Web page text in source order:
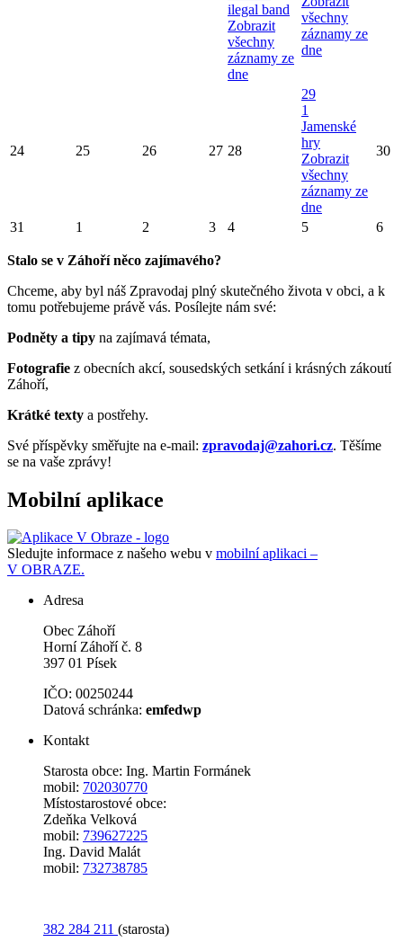
ilegal band
Zobrazit
všechny
záznamy ze
dne
všechny
záznamy ze
dne
24 25 26 27 28
29
1
Jamenské
hry
Zobrazit
všechny
záznamy ze
dne
30
31 1 2 3 4 5 6
Stalo se v Záhoří něco zajímavého?
Chceme, aby byl náš Zpravodaj plný skutečného života v obci, a k
tomu potřebujeme právě vás. Posílejte nám své:
Podněty a tipy na zajímavá témata,
Fotografie z obecních akcí, sousedských setkání i krásných zákoutí
Záhoří,
Krátké texty a postřehy.
Své příspěvky směřujte na e-mail: zpravodaj@zahori.cz. Těšíme
se na vaše zprávy!
Mobilní aplikace
Sledujte informace z našeho webu v mobilní aplikaci –
V OBRAZE.
Adresa
Obec Záhoří
Horní Záhoří č. 8
397 01 Písek
IČO: 00250244
Datová schránka: emfedwp
Kontakt
Starosta obce: Ing. Martin Formánek
mobil: 702030770
Místostarostové obce:
Zdeňka Velková
mobil: 739627225
Ing. David Malát
mobil: 732738785
382 284 211 (starosta)